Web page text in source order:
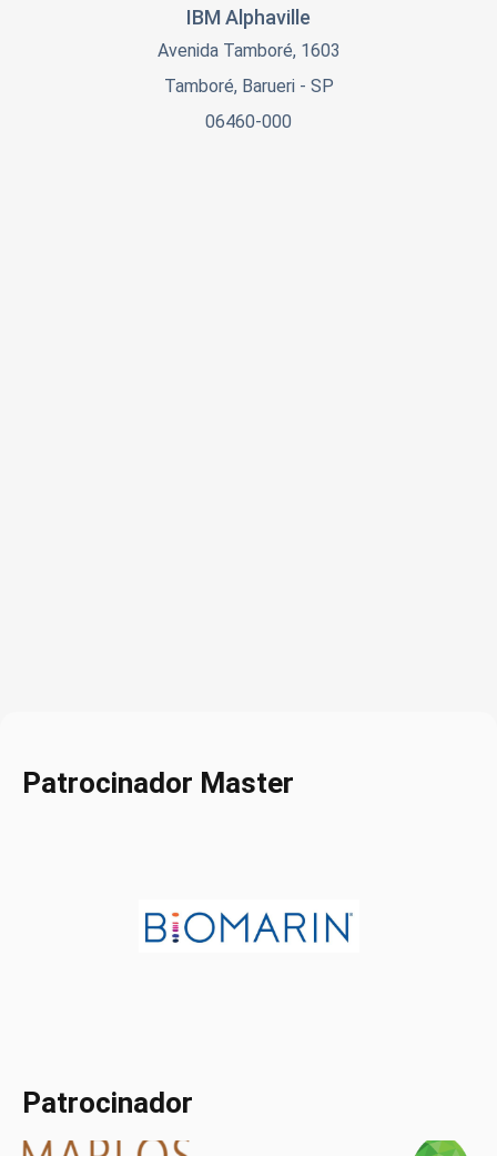
IBM Alphaville
Avenida Tamboré, 1603
Tamboré, Barueri - SP
06460-000
Patrocinador Master
Patrocinador